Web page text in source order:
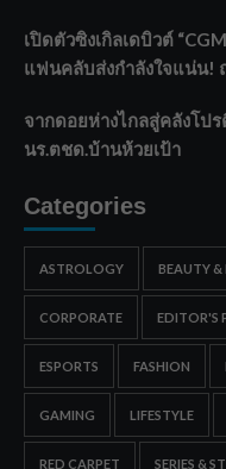
เปิดตัวซิงเกิลเดบิวต์
แฟนคลับส่งกำลังใจแน่น!
จากดอยห่างไกลสู่คลังโ
นร.ตชด.บ้านห้วยเป้า
Categories
ASTROLOGY BEAUTY &
CORPORATE EDITOR'S
ESPORTS FASHION
GAMING LIFESTYLE
RED CARPET SERIES &